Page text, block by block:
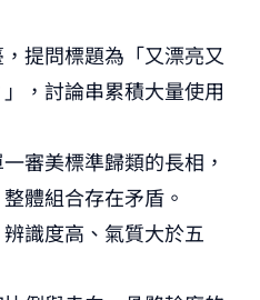
提問標題為「又漂亮又
，討論串累積大量使用
審美標準歸類的長相，
體組合存在矛盾。
識度高、氣質大於五